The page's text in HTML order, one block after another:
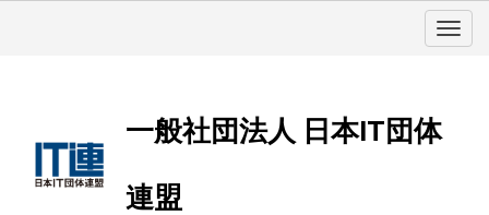
一般社団法人 日本IT団体
連盟